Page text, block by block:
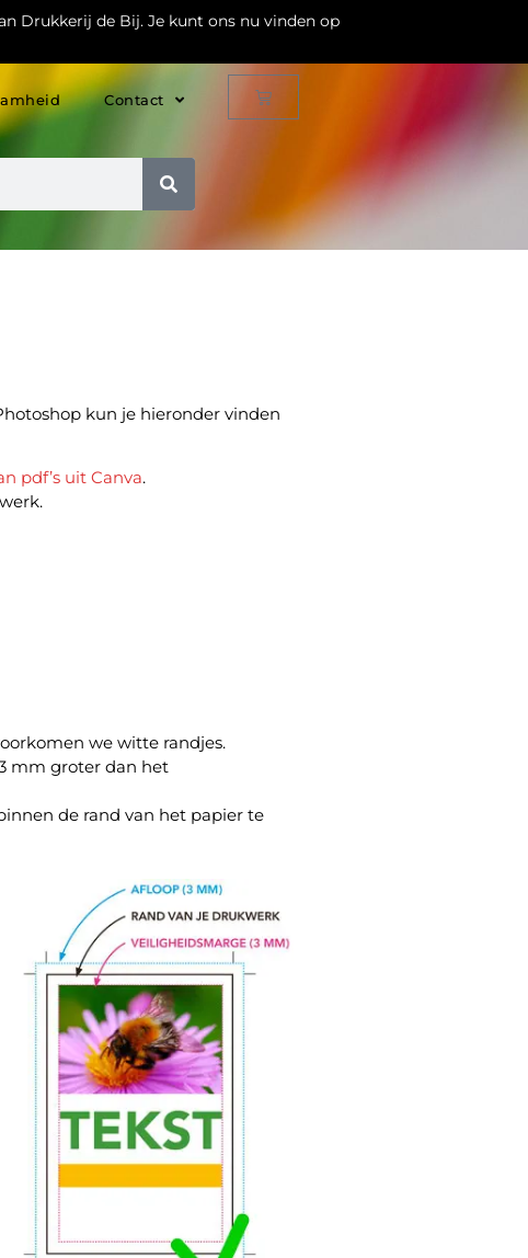
Drukkerij de Bij. Je kunt ons nu vinden op
Contact
kun je hieronder vinden
pdf’s uit Canva.
we witte randjes.
mm groter dan het
de rand van het papier te